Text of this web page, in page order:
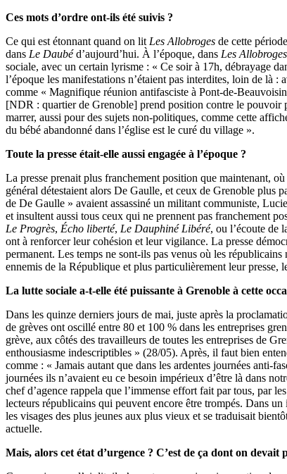
Ces mots d’ordre ont-ils été suivis ?
Ce qui est étonnant quand on lit Les Allobroges de cette
dans Le Daubéd’aujourd’hui. À l’époque, dans Les Allobroges
sociale, avec un certain lyrisme : « Ce soir à 17h, débrayage
l’époque les manifestations n’étaient pas interdites, loin de là
comme « Magnifique réunion antifasciste à Pont-de-
[NDR : quartier de Grenoble] prend position contre le pouvoir
marrer, aussi pour des sujets non-politiques, comme cette
du bébé abandonné dans l’église est le curé du village ».
Toute la presse était-elle aussi engagée à l’époque ?
La presse prenait plus franchement position que maintenant,
général détestaient alors De Gaulle, et ceux de Grenoble plus
de De Gaulle » avaient assassiné un militant communiste,
et insultent aussi tous ceux qui ne prennent pas franchement
Le Progrès, Écho liberté, Le Dauphiné Libéré, ou l’écoute de
ont à renforcer leur cohésion et leur vigilance. La presse
permanent. Les temps ne sont-ils pas venus où les
ennemis de la République et plus particulièrement leur presse,
La lutte sociale a-t-elle été puissante à Grenoble à cette
Dans les quinze derniers jours de mai, juste après la
de grèves ont oscillé entre 80 et 100 % dans les entreprises
grève, aux côtés des travailleurs de toutes les entreprises de
enthousiasme indescriptibles » (28/05). Après, il faut bien
comme : « Jamais autant que dans les ardentes journées anti-
journées ils n’avaient eu ce besoin impérieux d’être là dans
chef d’agence rappela que l’immense effort fait par tous, par
lecteurs républicains qui peuvent encore être trompés. Dans
les visages des plus jeunes aux plus vieux et se traduisait
actuelle.
Mais, alors cet état d’urgence ? C’est de ça dont on